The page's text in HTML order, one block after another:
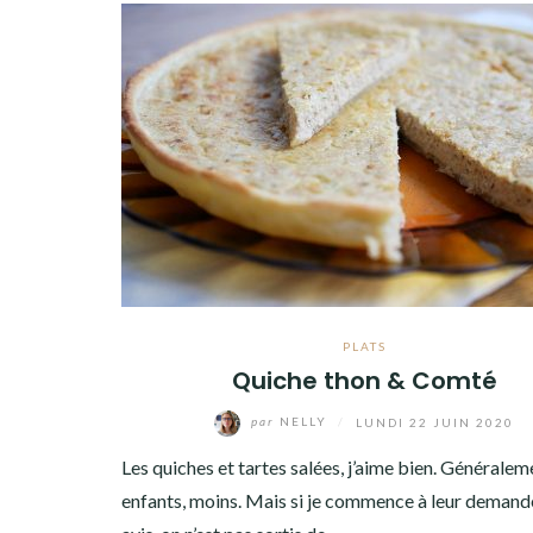
PLATS
Quiche thon & Comté
par NELLY LUNDI 22 JUIN 2020
Les quiches et tartes salées, j’aime bien.
enfants, moins. Mais si je commence à leur
TwitterInstagram